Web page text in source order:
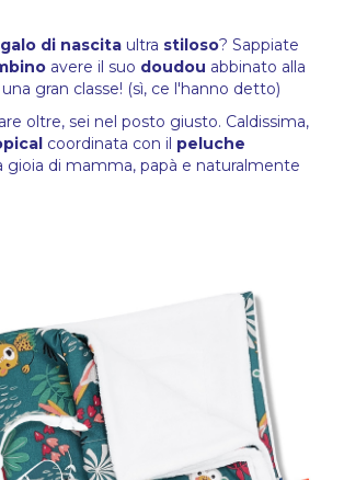
di nascita ultra stiloso? Sappiate
avere il suo doudou abbinato alla
gran classe! (sì, ce l'hanno detto)
oltre, sei nel posto giusto. Caldissima,
coordinata con il peluche
gioia di mamma, papà e naturalmente